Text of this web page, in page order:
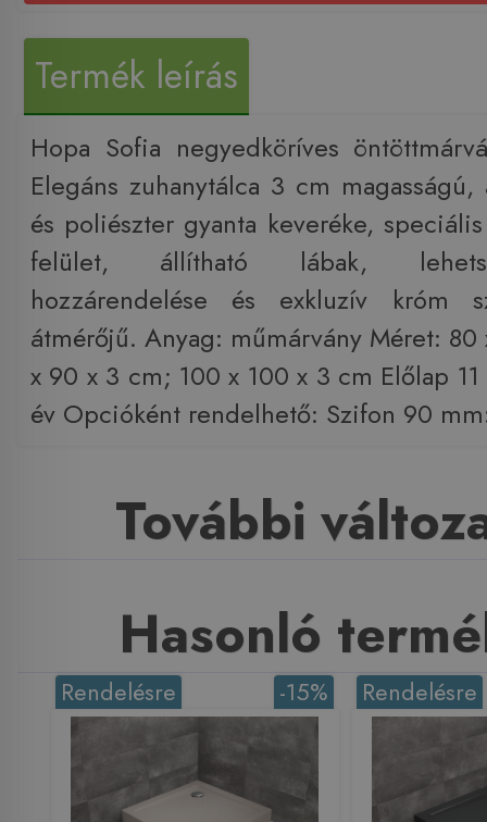
Termék leírás
Hopa Sofia negyedköríves
Elegáns zuhanytálca 3 cm
és poliészter gyanta keveréke,
felület, állítható lábak,
hozzárendelése és exkluzív króm
átmérőjű. Anyag: műmárvány Méret:
x 90 x 3 cm; 100 x 100 x 3 cm Előlap
év Opcióként rendelhető: Szifon 90
További
Hasonló
-15%
Rendelésre Rendelésre